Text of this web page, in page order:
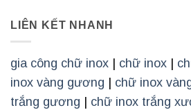
LIÊN KẾT NHANH
gia công chữ inox chữ inox
inox vàng gương
chữ inox
trắng gương
chữ inox trắng